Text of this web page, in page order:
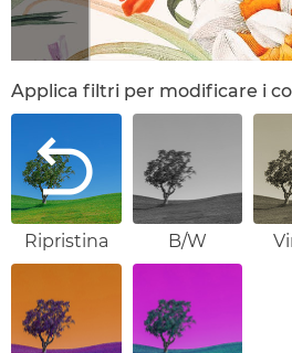
Applica filtri per modificare i
Ripristina B/W